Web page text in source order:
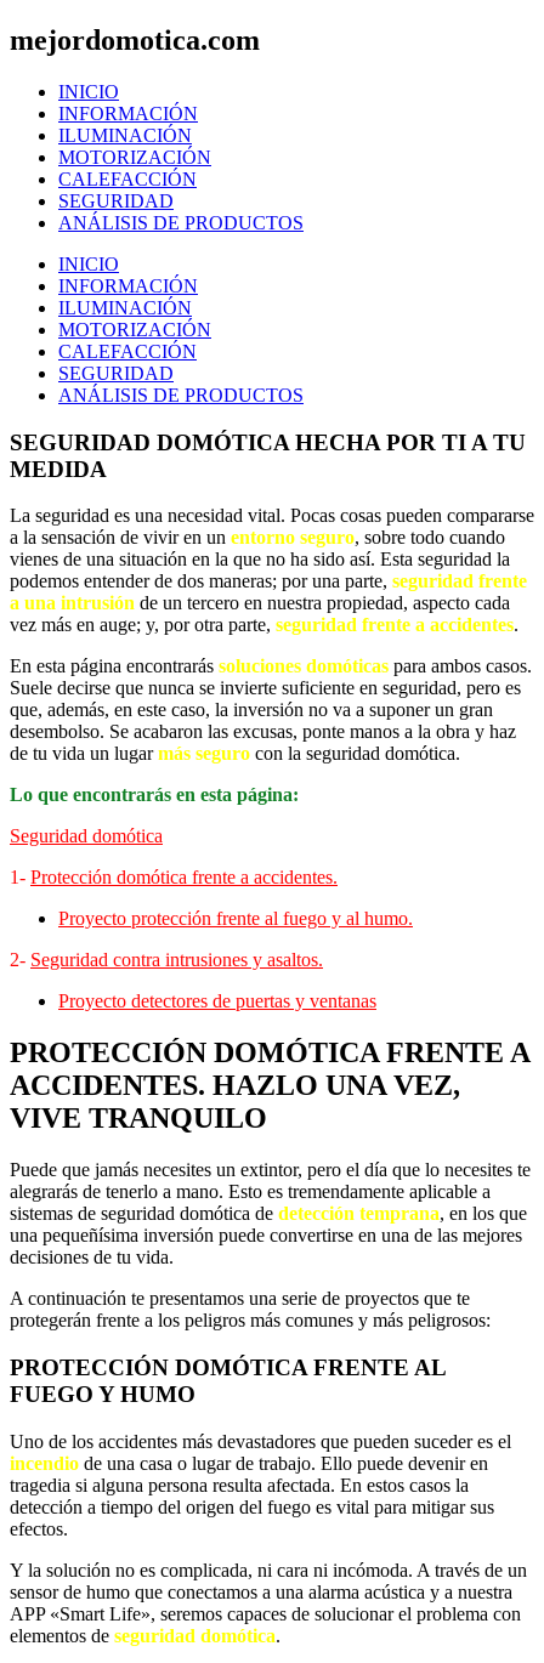
mejordomotica.com
INICIO
INFORMACIÓN
ILUMINACIÓN
MOTORIZACIÓN
CALEFACCIÓN
SEGURIDAD
ANÁLISIS DE PRODUCTOS
INICIO
INFORMACIÓN
ILUMINACIÓN
MOTORIZACIÓN
CALEFACCIÓN
SEGURIDAD
ANÁLISIS DE PRODUCTOS
SEGURIDAD DOMÓTICA HECHA POR TI A TU
MEDIDA
La seguridad es una necesidad vital. Pocas cosas pueden compararse
a la sensación de vivir en un entorno seguro, sobre todo cuando
vienes de una situación en la que no ha sido así. Esta seguridad la
podemos entender de dos maneras; por una parte, seguridad frente
a una intrusión de un tercero en nuestra propiedad, aspecto cada
vez más en auge; y, por otra parte, seguridad frente a accidentes.
En esta página encontrarás soluciones domóticas para ambos casos.
Suele decirse que nunca se invierte suficiente en seguridad, pero es
que, además, en este caso, la inversión no va a suponer un gran
desembolso. Se acabaron las excusas, ponte manos a la obra y haz
de tu vida un lugar más seguro con la seguridad domótica.
Lo que encontrarás en esta página:
Seguridad domótica
1- Protección domótica frente a accidentes.
Proyecto protección frente al fuego y al humo.
2- Seguridad contra intrusiones y asaltos.
Proyecto detectores de puertas y ventanas
PROTECCIÓN DOMÓTICA FRENTE A
ACCIDENTES. HAZLO UNA VEZ,
VIVE TRANQUILO
Puede que jamás necesites un extintor, pero el día que lo necesites te
alegrarás de tenerlo a mano. Esto es tremendamente aplicable a
sistemas de seguridad domótica de detección temprana, en los que
una pequeñísima inversión puede convertirse en una de las mejores
decisiones de tu vida.
A continuación te presentamos una serie de proyectos que te
protegerán frente a los peligros más comunes y más peligrosos:
PROTECCIÓN DOMÓTICA FRENTE AL
FUEGO Y HUMO
Uno de los accidentes más devastadores que pueden suceder es el
incendio de una casa o lugar de trabajo. Ello puede devenir en
tragedia si alguna persona resulta afectada. En estos casos la
detección a tiempo del origen del fuego es vital para mitigar sus
efectos.
Y la solución no es complicada, ni cara ni incómoda. A través de un
sensor de humo que conectamos a una alarma acústica y a nuestra
APP «Smart Life», seremos capaces de solucionar el problema con
elementos de seguridad domótica.